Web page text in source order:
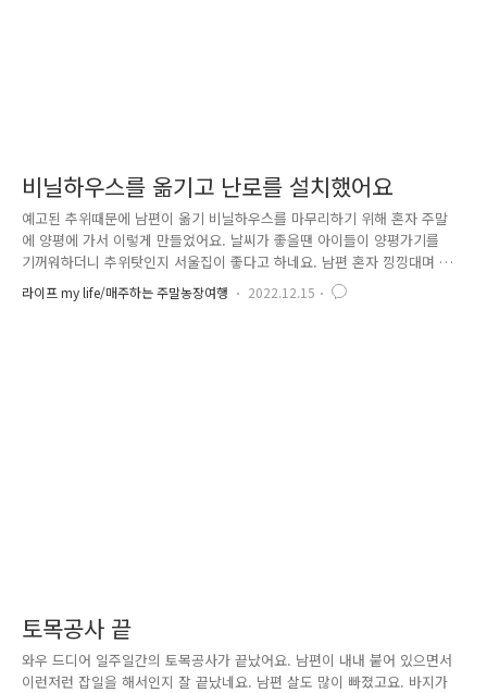
비닐하우스를 옮기고 난로를 설치했어요
예고된 추위때문에 남편이 옮기 비닐하우스를 마무리하기 위해 혼자 주말
에 양평에 가서 이렇게 만들었어요. 날씨가 좋을땐 아이들이 양평가기를
기꺼워하더니 추위탓인지 서울집이 좋다고 하네요. 남편 혼자 낑낑대며 무
거운 난로를 옮기고 비닐하우스 마무리를 했어요. 한번 만들어 둔걸옮겨서
다시 만들다보니 두번째는 좀 낫다고 하더라고요. 그런데 왜 난로를 저기
라이프 my life/매주하는 주말농장여행 2022.12.15
토목공사 끝
와우 드디어 일주일간의 토목공사가 끝났어요. 남편이 내내 붙어 있으면서
이런저런 잡일을 해서인지 잘 끝났네요. 남편 살도 많이 빠졌고요. 바지가